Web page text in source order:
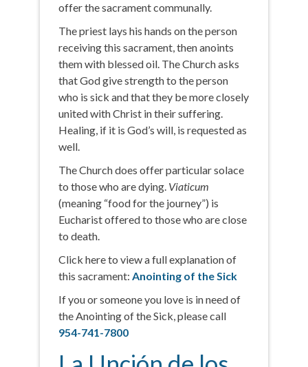
offer the sacrament communally.
The priest lays his hands on the person
receiving this sacrament, then anoints
them with blessed oil. The Church asks
that God give strength to the person
who is sick and that they be more closely
united with Christ in their suffering.
Healing, if it is God’s will, is requested as
well.
The Church does offer particular solace
to those who are dying. Viaticum
(meaning “food for the journey”) is
Eucharist offered to those who are close
to death.
Click here to view a full explanation of
this sacrament: Anointing of the Sick
If you or someone you love is in need of
the Anointing of the Sick, please call
954-741-7800